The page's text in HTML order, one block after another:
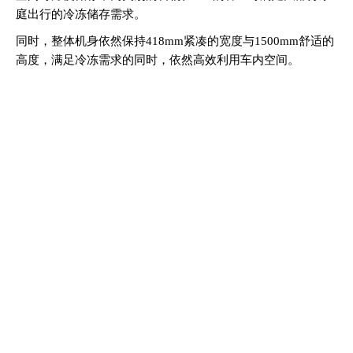
庭出行的冷冻储存需求。
同时，整体机身依然保持418mm紧凑的宽度与1500mm舒适的
高度，满足冷冻需求的同时，依然高效利用车内空间。